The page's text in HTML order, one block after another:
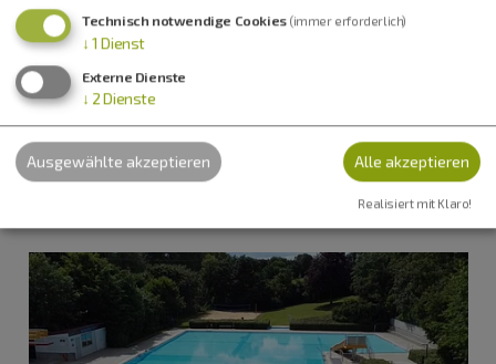
Freibad Tagmersheim
Jakobusweg 2
86704 Tagmersheim
0163 8647567
Technisch notwendige Cookies (immer erforderlich)
↓ 1 Dienst
Externe Dienste
↓ 2 Dienste
Ausgewählte akzeptieren Alle akzeptieren
Realisiert mit Klaro!